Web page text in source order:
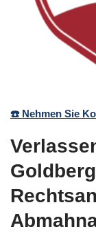
☎️ Nehmen Sie